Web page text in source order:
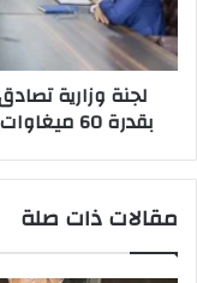
لجنة وزارية
بقدرة 60 ميغاوات من الطاقة النظيفة في انواكشوط،
مقالات ذات صلة